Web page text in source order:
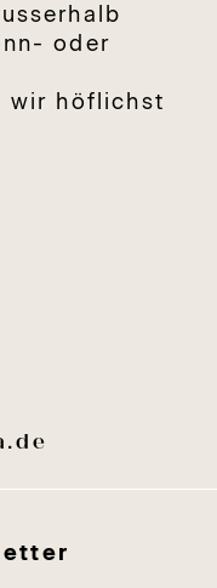
oder
wir höflichst